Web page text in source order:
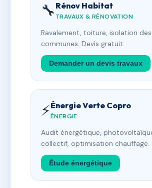
🔧 Rénov Habitat
TRAVAUX & RÉNOVATION
Ravalement, toiture, isolation
communes. Devis gratuit.
Demander un devis travaux
⚡Énergie Verte Copro
ÉNERGIE
Audit énergétique,
collectif, optimisation chauffage.
Étude énergétique